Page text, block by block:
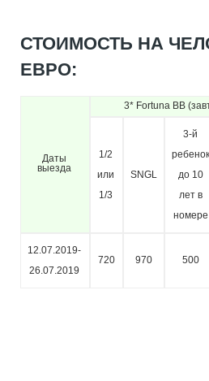
СТОИМОСТЬ НА
ЕВРО:
Даты
выезда
3* Fortuna BB
1/2
или
1/3
SNGL
3-й
ребенок
до 10
лет в
номере
12.07.2019-
26.07.2019
720 970 500